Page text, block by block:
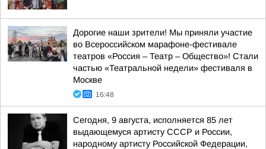
Дорогие наши зрители! Мы приняли участие
во Всероссийском марафоне-фестивале
театров «Россия – Театр – Общество»! Стали
частью «Театральной недели» фестиваля в
Москве
16:48
Сегодня, 9 августа, исполняется 85 лет
выдающемуся артисту СССР и России,
народному артисту Российской Федерации,